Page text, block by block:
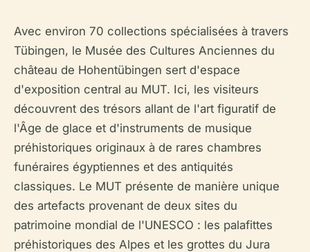
Avec environ 70 collections spécialisées à travers
Tübingen, le Musée des Cultures Anciennes du
château de Hohentübingen sert d'espace
d'exposition central au MUT. Ici, les visiteurs
découvrent des trésors allant de l'art figuratif de
l'Âge de glace et d'instruments de musique
préhistoriques originaux à de rares chambres
funéraires égyptiennes et des antiquités
classiques. Le MUT présente de manière unique
des artefacts provenant de deux sites du
patrimoine mondial de l'UNESCO : les palafittes
préhistoriques des Alpes et les grottes du Jura